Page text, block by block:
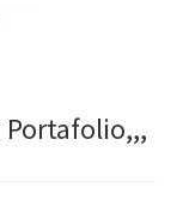
Portafolio,,,